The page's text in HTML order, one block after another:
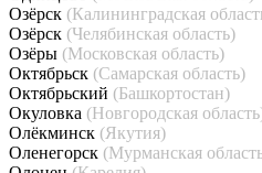
Озёрск (Калининградская
Озёрск (Челябинская область)
Озёры (Московская область)
Октябрьск (Самарская область)
Октябрьский (Башкортостан)
Окуловка (Новгородская
Олёкминск (Якутия)
Оленегорск (Мурманская